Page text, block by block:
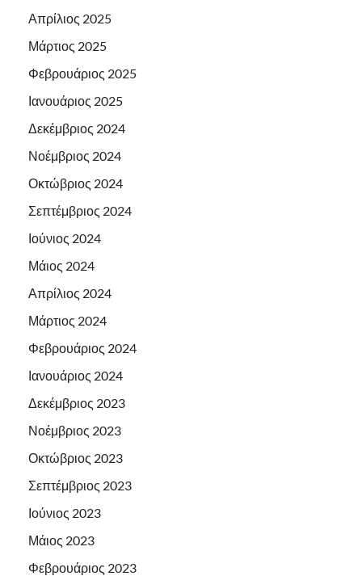
Απρίλιος 2025
Μάρτιος 2025
Φεβρουάριος 2025
Ιανουάριος 2025
Δεκέμβριος 2024
Νοέμβριος 2024
Οκτώβριος 2024
Σεπτέμβριος 2024
Ιούνιος 2024
Μάιος 2024
Απρίλιος 2024
Μάρτιος 2024
Φεβρουάριος 2024
Ιανουάριος 2024
Δεκέμβριος 2023
Νοέμβριος 2023
Οκτώβριος 2023
Σεπτέμβριος 2023
Ιούνιος 2023
Μάιος 2023
Φεβρουάριος 2023